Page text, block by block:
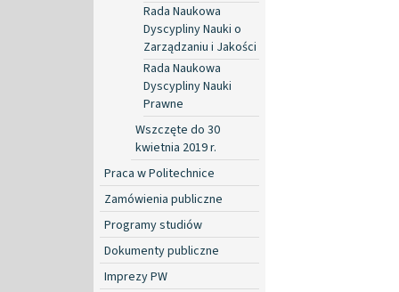
Rada Naukowa
Dyscypliny Nauki o
Zarządzaniu i Jakości
Rada Naukowa
Dyscypliny Nauki
Prawne
Wszczęte do 30
kwietnia 2019 r.
Praca w Politechnice
Zamówienia publiczne
Programy studiów
Dokumenty publiczne
Imprezy PW